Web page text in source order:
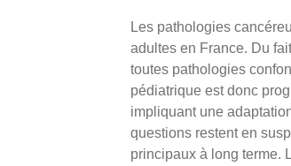
Les pathologies
adultes en France. Du
toutes pathologies
pédiatrique est donc
impliquant une
questions restent en
principaux à long terme.